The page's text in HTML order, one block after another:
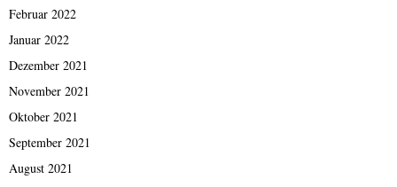
Februar 2022
Januar 2022
Dezember 2021
November 2021
Oktober 2021
September 2021
August 2021